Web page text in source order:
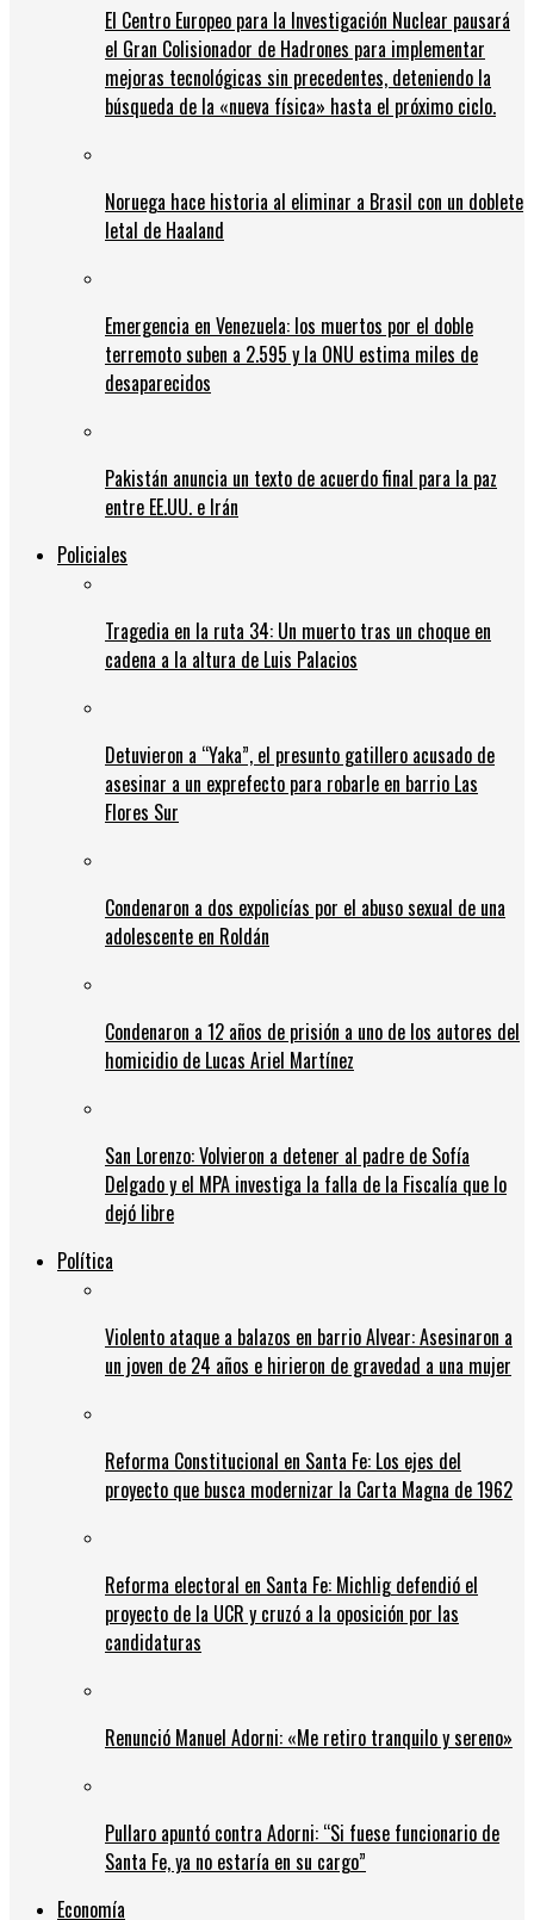
El Centro Europeo para la Investigación Nuclear pausará
el Gran Colisionador de Hadrones para implementar
mejoras tecnológicas sin precedentes, deteniendo la
búsqueda de la «nueva física» hasta el próximo ciclo.
Noruega hace historia al eliminar a Brasil con un doblete
letal de Haaland
Emergencia en Venezuela: los muertos por el doble
terremoto suben a 2.595 y la ONU estima miles de
desaparecidos
Pakistán anuncia un texto de acuerdo final para la paz
entre EE.UU. e Irán
Policiales
Tragedia en la ruta 34: Un muerto tras un choque en
cadena a la altura de Luis Palacios
Detuvieron a “Yaka”, el presunto gatillero acusado de
asesinar a un exprefecto para robarle en barrio Las
Flores Sur
Condenaron a dos expolicías por el abuso sexual de una
adolescente en Roldán
Condenaron a 12 años de prisión a uno de los autores del
homicidio de Lucas Ariel Martínez
San Lorenzo: Volvieron a detener al padre de Sofía
Delgado y el MPA investiga la falla de la Fiscalía que lo
dejó libre
Política
Violento ataque a balazos en barrio Alvear: Asesinaron a
un joven de 24 años e hirieron de gravedad a una mujer
Reforma Constitucional en Santa Fe: Los ejes del
proyecto que busca modernizar la Carta Magna de 1962
Reforma electoral en Santa Fe: Michlig defendió el
proyecto de la UCR y cruzó a la oposición por las
candidaturas
Renunció Manuel Adorni: «Me retiro tranquilo y sereno»
Pullaro apuntó contra Adorni: “Si fuese funcionario de
Santa Fe, ya no estaría en su cargo”
Economía